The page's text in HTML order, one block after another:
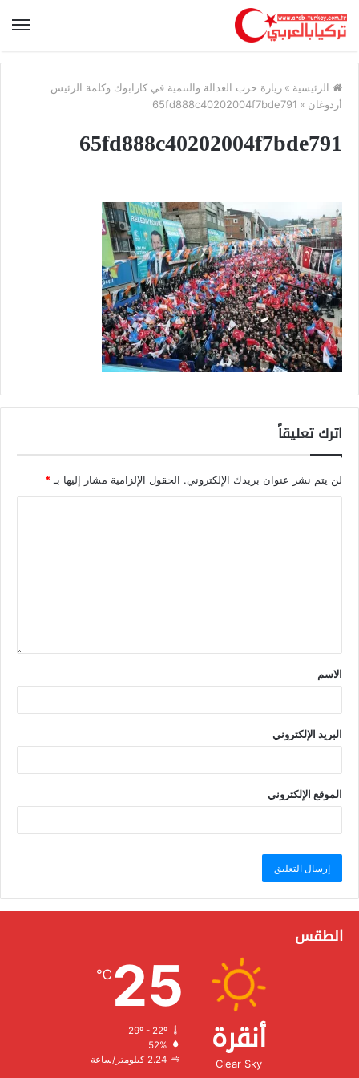
الرئيسية » زيارة حزب العدالة والتنمية في كارابوك وكلمة الرئيس
أردوغان »
65fd888c40202004f7bde791
65fd888c40202004f7bde791
اترك تعليقاً
لن يتم نشر عنوان بريدك الإلكتروني. الحقول الإلزامية مشار إليها بـ *
الاسم
البريد الإلكتروني
الموقع الإلكتروني
الطقس
أنقرة
Clear Sky
25
℃
29º - 22º
الرطوبة:
الرياح: